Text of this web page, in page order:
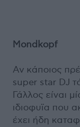
Mondkopf
Αν κάποιος
super star DJ
Γάλλος είναι
ιδιοφυϊα που
έχει ήδη